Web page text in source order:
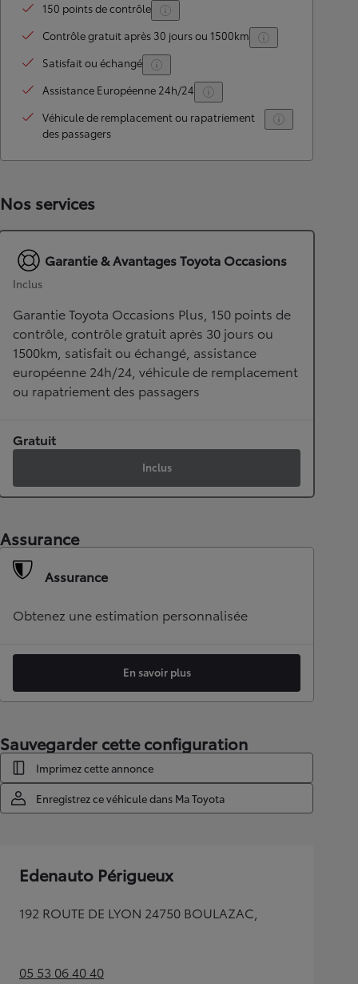
150 points de contrôle
Contrôle gratuit après 30 jours ou 1500km
Satisfait ou échangé
Assistance Européenne 24h/24
Véhicule de remplacement ou rapatriement
des passagers
Nos services
Garantie & Avantages Toyota Occasions
Inclus
Garantie Toyota Occasions Plus, 150 points de
contrôle, contrôle gratuit après 30 jours ou
1500km, satisfait ou échangé, assistance
européenne 24h/24, véhicule de remplacement
ou rapatriement des passagers
Gratuit
Inclus
Assurance
Assurance
Obtenez une estimation personnalisée
En savoir plus
Sauvegarder cette configuration
Imprimez cette annonce
Enregistrez ce véhicule dans Ma Toyota
Edenauto Périgueux
192 ROUTE DE LYON 24750 BOULAZAC,
05 53 06 40 40